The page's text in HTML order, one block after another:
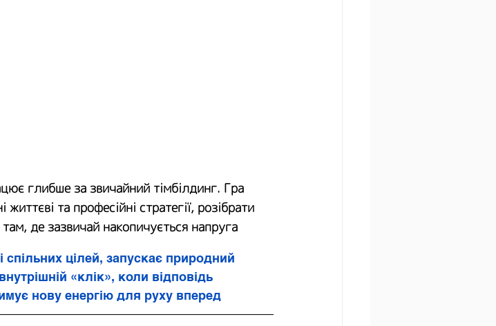
глибше за звичайний тімбілдинг. Гра
та професійні стратегії, розібрати
де зазвичай накопичується напруга
цілей, запускає природний
«клік», коли відповідь
нову енергію для руху вперед